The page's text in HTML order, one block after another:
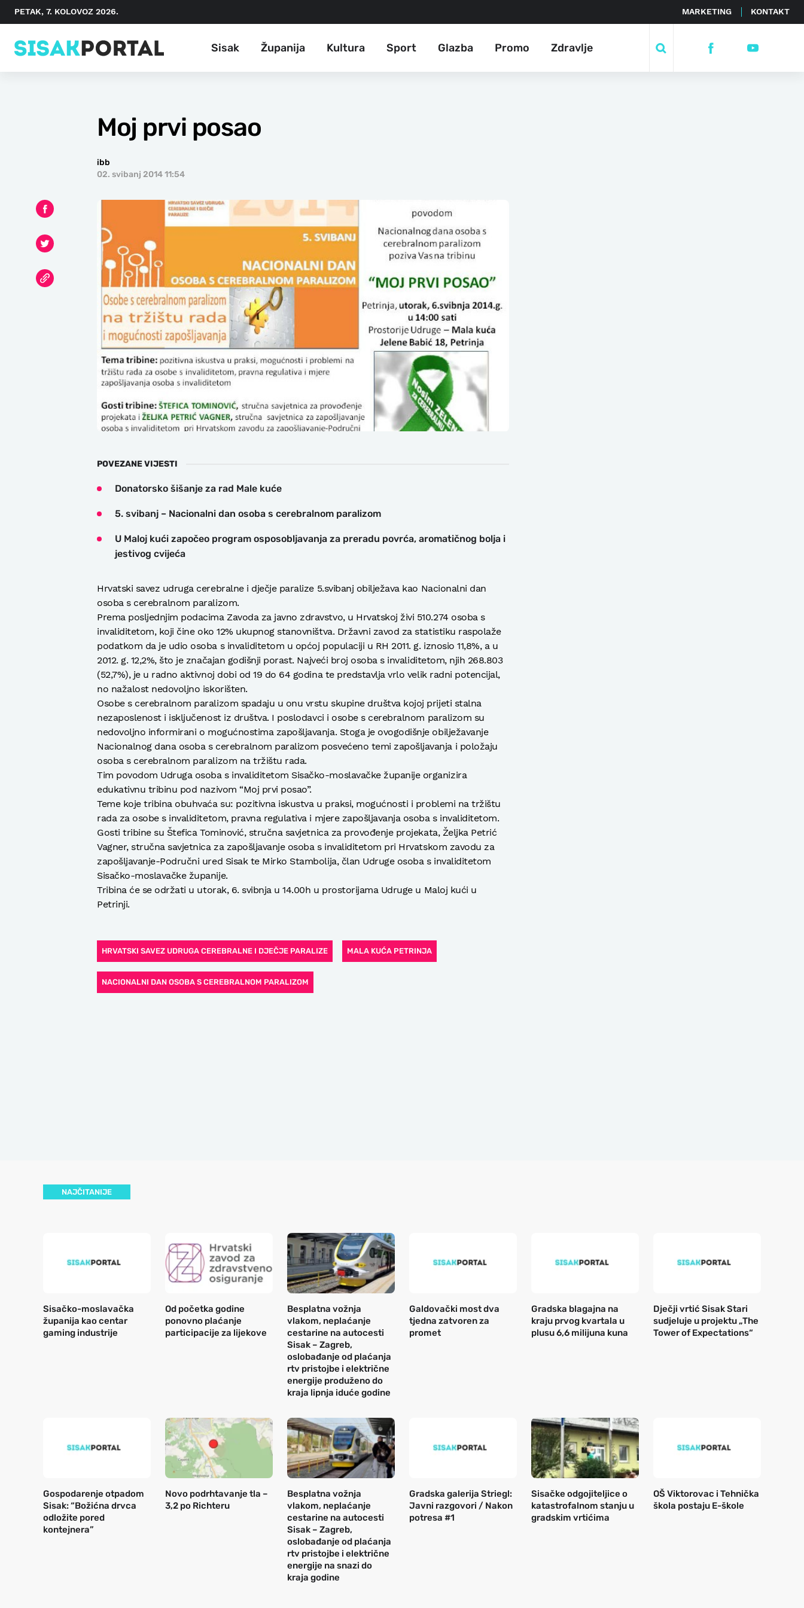
PETAK, 7. KOLOVOZ 2026. MARKETING KONTAKT
Sisak Županija Kultura Sport Glazba Promo Zdravlje
Moj prvi posao
ibb
02. svibanj 2014 11:54
POVEZANE VIJESTI
Donatorsko šišanje za rad Male kuće
5. svibanj – Nacionalni dan osoba s cerebralnom paralizom
U Maloj kući započeo program osposobljavanja za preradu povrća, aromatičnog bolja i
jestivog cvijeća
Hrvatski savez udruga cerebralne i dječje paralize 5.svibanj obilježava kao Nacionalni dan
osoba s cerebralnom paralizom.
Prema posljednjim podacima Zavoda za javno zdravstvo, u Hrvatskoj živi 510.274 osoba s
invaliditetom, koji čine oko 12% ukupnog stanovništva. Državni zavod za statistiku raspolaže
podatkom da je udio osoba s invaliditetom u općoj populaciji u RH 2011. g. iznosio 11,8%, a u
2012. g. 12,2%, što je značajan godišnji porast. Najveći broj osoba s invaliditetom, njih 268.803
(52,7%), je u radno aktivnoj dobi od 19 do 64 godina te predstavlja vrlo velik radni potencijal,
no nažalost nedovoljno iskorišten.
Osobe s cerebralnom paralizom spadaju u onu vrstu skupine društva kojoj prijeti stalna
nezaposlenost i isključenost iz društva. I poslodavci i osobe s cerebralnom paralizom su
nedovoljno informirani o mogućnostima zapošljavanja. Stoga je ovogodišnje obilježavanje
Nacionalnog dana osoba s cerebralnom paralizom posvećeno temi zapošljavanja i položaju
osoba s cerebralnom paralizom na tržištu rada.
Tim povodom Udruga osoba s invaliditetom Sisačko-moslavačke županije organizira
edukativnu tribinu pod nazivom “Moj prvi posao”.
Teme koje tribina obuhvaća su: pozitivna iskustva u praksi, mogućnosti i problemi na tržištu
rada za osobe s invaliditetom, pravna regulativa i mjere zapošljavanja osoba s invaliditetom.
Gosti tribine su Štefica Tominović, stručna savjetnica za provođenje projekata, Željka Petrić
Vagner, stručna savjetnica za zapošljavanje osoba s invaliditetom pri Hrvatskom zavodu za
zapošljavanje-Područni ured Sisak te Mirko Stambolija, član Udruge osoba s invaliditetom
Sisačko-moslavačke županije.
Tribina će se održati u utorak, 6. svibnja u 14.00h u prostorijama Udruge u Maloj kući u
Petrinji.
HRVATSKI SAVEZ UDRUGA CEREBRALNE I DJEČJE PARALIZE MALA KUĆA PETRINJA
NACIONALNI DAN OSOBA S CEREBRALNOM PARALIZOM
NAJČITANIJE
Sisačko-moslavačka
županija kao centar
gaming industrije
Od početka godine
ponovno plaćanje
participacije za lijekove
Besplatna vožnja
vlakom, neplaćanje
cestarine na autocesti
Sisak – Zagreb,
oslobađanje od plaćanja
rtv pristojbe i električne
energije produženo do
kraja lipnja iduće godine
Galdovački most dva
tjedna zatvoren za
promet
Gradska blagajna na
kraju prvog kvartala u
plusu 6,6 milijuna kuna
Dječji vrtić Sisak Stari
sudjeluje u projektu „The
Tower of Expectations“
Gospodarenje otpadom
Sisak: “Božićna drvca
odložite pored
kontejnera”
Novo podrhtavanje tla –
3,2 po Richteru
Besplatna vožnja
vlakom, neplaćanje
cestarine na autocesti
Sisak – Zagreb,
oslobađanje od plaćanja
rtv pristojbe i električne
energije na snazi do
kraja godine
Gradska galerija Striegl:
Javni razgovori / Nakon
potresa #1
Sisačke odgojiteljice o
katastrofalnom stanju u
gradskim vrtićima
OŠ Viktorovac i Tehnička
škola postaju E-škole